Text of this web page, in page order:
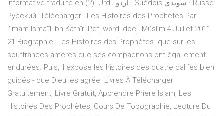
informative traduite en (2). Urdu اردو · Suédois سويدي · Russe
Русский Télécharger : Les Histoires des Prophètes Par
l'Imâm Isma'îl Ibn Kathîr [Pdf, word, doc]. Mûslim 4 Juillet 2011
21 Biographie. Les Histoires des Prophètes. que sur les
souffrances amères que ses compagnons ont éga lement
endurées. Puis, il expose les histoires des quatre califes bien
guidés - que Dieu les agrée Livres À Télécharger
Gratuitement, Livre Gratuit, Apprendre Priere Islam, Les
Histoires Des Prophètes, Cours De Topographie, Lecture Du